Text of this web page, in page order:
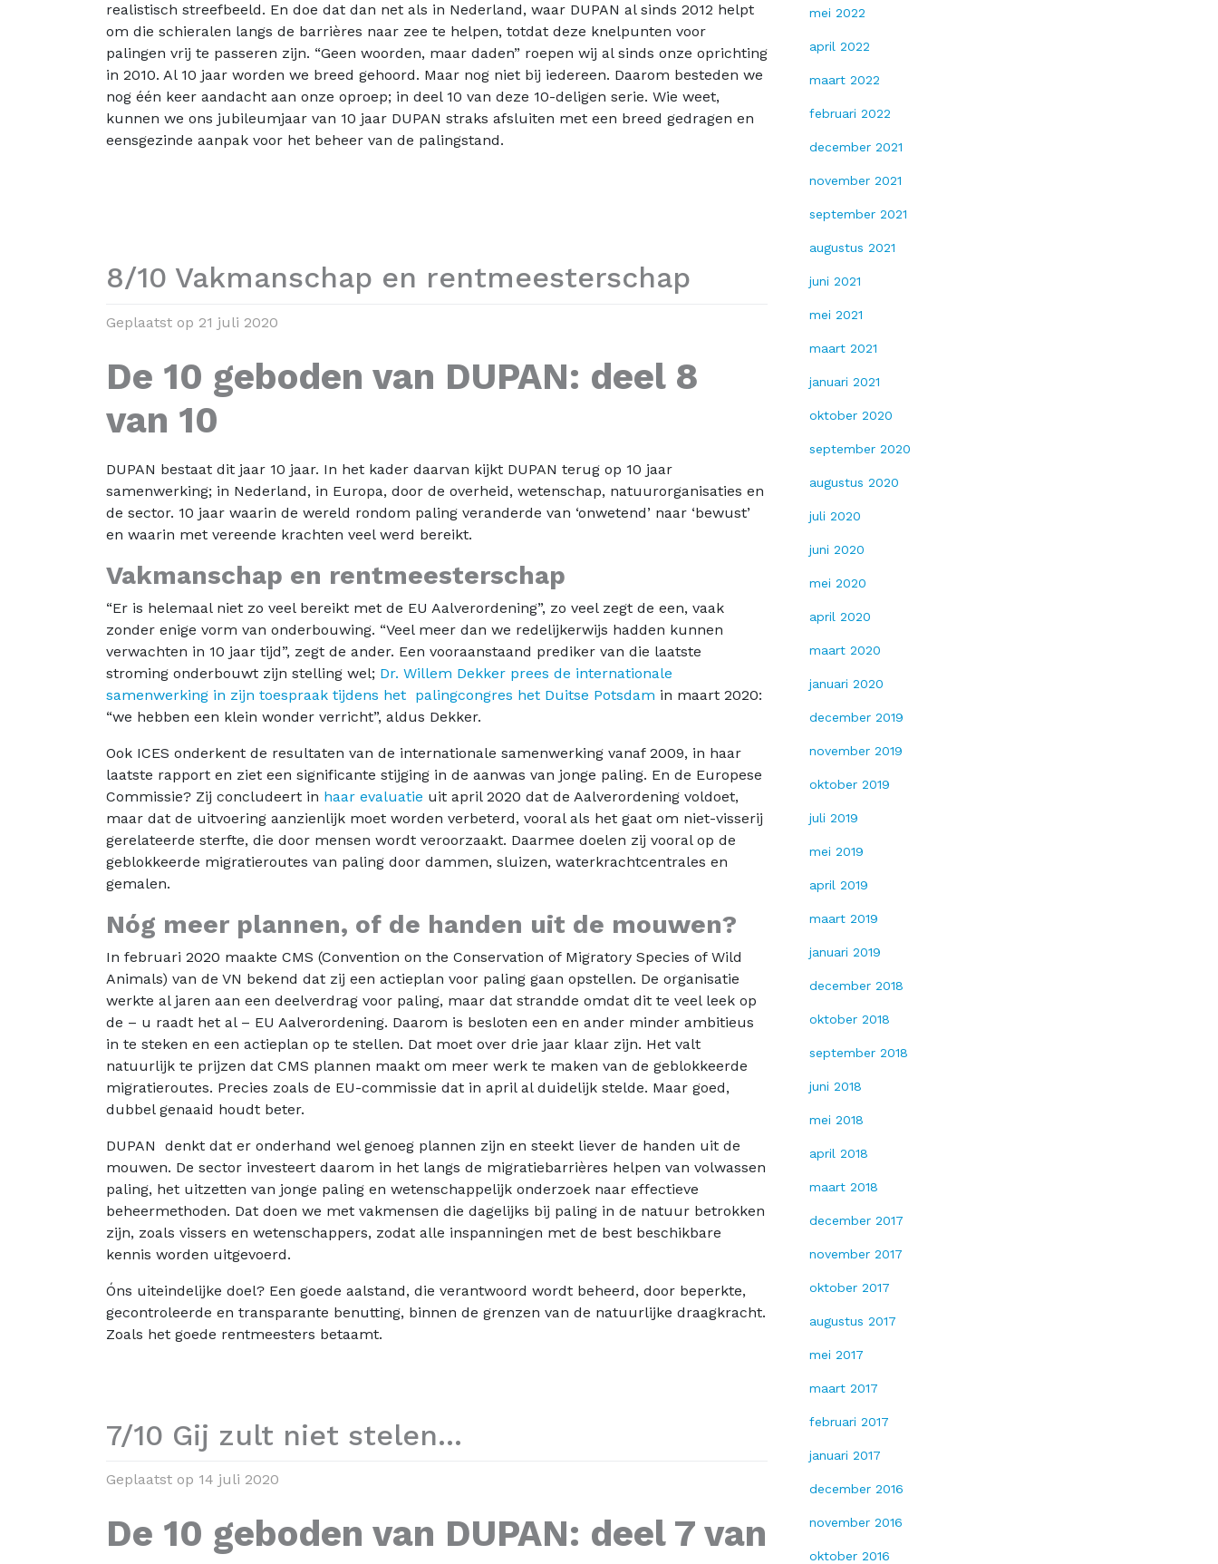
realistisch streefbeeld. En doe dat dan net als in Nederland, waar DUPAN al sinds 2012 helpt
om die schieralen langs de barrières naar zee te helpen, totdat deze knelpunten voor
palingen vrij te passeren zijn. “Geen woorden, maar daden” roepen wij al sinds onze oprichting
in 2010. Al 10 jaar worden we breed gehoord. Maar nog niet bij iedereen. Daarom besteden we
nog één keer aandacht aan onze oproep; in deel 10 van deze 10-deligen serie. Wie weet,
kunnen we ons jubileumjaar van 10 jaar DUPAN straks afsluiten met een breed gedragen en
eensgezinde aanpak voor het beheer van de palingstand.
8/10 Vakmanschap en rentmeesterschap
Geplaatst op 21 juli 2020
De 10 geboden van DUPAN: deel 8
van 10
DUPAN bestaat dit jaar 10 jaar. In het kader daarvan kijkt DUPAN terug op 10 jaar
samenwerking; in Nederland, in Europa, door de overheid, wetenschap, natuurorganisaties en
de sector. 10 jaar waarin de wereld rondom paling veranderde van ‘onwetend’ naar ‘bewust’
en waarin met vereende krachten veel werd bereikt.
Vakmanschap en rentmeesterschap
“Er is helemaal niet zo veel bereikt met de EU Aalverordening”, zo veel zegt de een, vaak
zonder enige vorm van onderbouwing. “Veel meer dan we redelijkerwijs hadden kunnen
verwachten in 10 jaar tijd”, zegt de ander. Een vooraanstaand prediker van die laatste
stroming onderbouwt zijn stelling wel; Dr. Willem Dekker prees de internationale
samenwerking in zijn toespraak tijdens het palingcongres het Duitse Potsdam in maart 2020:
“we hebben een klein wonder verricht”, aldus Dekker.
Ook ICES onderkent de resultaten van de internationale samenwerking vanaf 2009, in haar
laatste rapport en ziet een significante stijging in de aanwas van jonge paling. En de Europese
Commissie? Zij concludeert in haar evaluatie uit april 2020 dat de Aalverordening voldoet,
maar dat de uitvoering aanzienlijk moet worden verbeterd, vooral als het gaat om niet-visserij
gerelateerde sterfte, die door mensen wordt veroorzaakt. Daarmee doelen zij vooral op de
geblokkeerde migratieroutes van paling door dammen, sluizen, waterkrachtcentrales en
gemalen.
Nóg meer plannen, of de handen uit de mouwen?
In februari 2020 maakte CMS (Convention on the Conservation of Migratory Species of Wild
Animals) van de VN bekend dat zij een actieplan voor paling gaan opstellen. De organisatie
werkte al jaren aan een deelverdrag voor paling, maar dat strandde omdat dit te veel leek op
de – u raadt het al – EU Aalverordening. Daarom is besloten een en ander minder ambitieus
in te steken en een actieplan op te stellen. Dat moet over drie jaar klaar zijn. Het valt
natuurlijk te prijzen dat CMS plannen maakt om meer werk te maken van de geblokkeerde
migratieroutes. Precies zoals de EU-commissie dat in april al duidelijk stelde. Maar goed,
dubbel genaaid houdt beter.
DUPAN denkt dat er onderhand wel genoeg plannen zijn en steekt liever de handen uit de
mouwen. De sector investeert daarom in het langs de migratiebarrières helpen van volwassen
paling, het uitzetten van jonge paling en wetenschappelijk onderzoek naar effectieve
beheermethoden. Dat doen we met vakmensen die dagelijks bij paling in de natuur betrokken
zijn, zoals vissers en wetenschappers, zodat alle inspanningen met de best beschikbare
kennis worden uitgevoerd.
Óns uiteindelijke doel? Een goede aalstand, die verantwoord wordt beheerd, door beperkte,
gecontroleerde en transparante benutting, binnen de grenzen van de natuurlijke draagkracht.
Zoals het goede rentmeesters betaamt.
7/10 Gij zult niet stelen…
Geplaatst op 14 juli 2020
De 10 geboden van DUPAN: deel 7 van
mei 2022
april 2022
maart 2022
februari 2022
december 2021
november 2021
september 2021
augustus 2021
juni 2021
mei 2021
maart 2021
januari 2021
oktober 2020
september 2020
augustus 2020
juli 2020
juni 2020
mei 2020
april 2020
maart 2020
januari 2020
december 2019
november 2019
oktober 2019
juli 2019
mei 2019
april 2019
maart 2019
januari 2019
december 2018
oktober 2018
september 2018
juni 2018
mei 2018
april 2018
maart 2018
december 2017
november 2017
oktober 2017
augustus 2017
mei 2017
maart 2017
februari 2017
januari 2017
december 2016
november 2016
oktober 2016